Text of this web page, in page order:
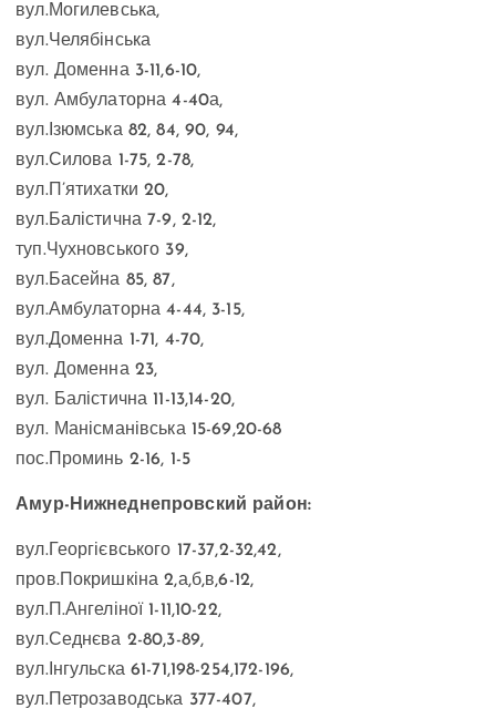
вул.Могилевська,
вул.Челябінська
вул. Доменна 3-11,6-10,
вул. Амбулаторна 4-40а,
вул.Ізюмська 82, 84, 90, 94,
вул.Силова 1-75, 2-78,
вул.П’ятихатки 20,
вул.Балістична 7-9, 2-12,
туп.Чухновського 39,
вул.Басейна 85, 87,
вул.Амбулаторна 4-44, 3-15,
вул.Доменна 1-71, 4-70,
вул. Доменна 23,
вул. Балістична 11-13,14-20,
вул. Манісманівська 15-69,20-68
пос.Проминь 2-16, 1-5
Амур-Нижнеднепровский район:
вул.Георгієвського 17-37,2-32,42,
пров.Покришкіна 2,а,б,в,6-12,
вул.П.Ангеліної 1-11,10-22,
вул.Седнєва 2-80,3-89,
вул.Інгульска 61-71,198-254,172-196,
вул.Петрозаводська 377-407,